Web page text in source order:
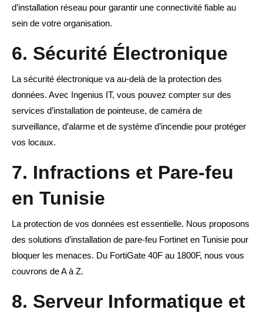
d’installation réseau pour garantir une connectivité fiable au
sein de votre organisation.
6. Sécurité Électronique
La sécurité électronique va au-delà de la protection des
données. Avec Ingenius IT, vous pouvez compter sur des
services d’installation de pointeuse, de caméra de
surveillance, d’alarme et de système d’incendie pour protéger
vos locaux.
7. Infractions et Pare-feu
en Tunisie
La protection de vos données est essentielle. Nous proposons
des solutions d’installation de pare-feu Fortinet en Tunisie pour
bloquer les menaces. Du FortiGate 40F au 1800F, nous vous
couvrons de A à Z.
8. Serveur Informatique et